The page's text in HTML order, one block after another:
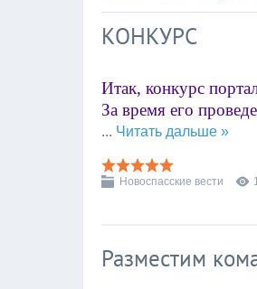
КОНКУРС
Итак, конкурс
За время его
... Читать дальше »
Новоспасские вести
Разместим